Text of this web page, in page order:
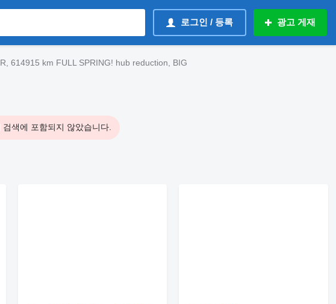
로그인 / 등록 광고 게재
614915 km FULL SPRING! hub reduction, BIG
색에 포함되지 않았습니다.